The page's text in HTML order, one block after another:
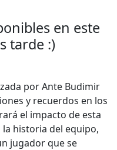
en este
tarde :)
por Ante Budimir
y recuerdos en los
el impacto de esta
historia del equipo,
jugador que se